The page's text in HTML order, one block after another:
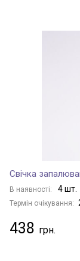
Свічка
В наявності: 4 шт.
Термін очікування:
438